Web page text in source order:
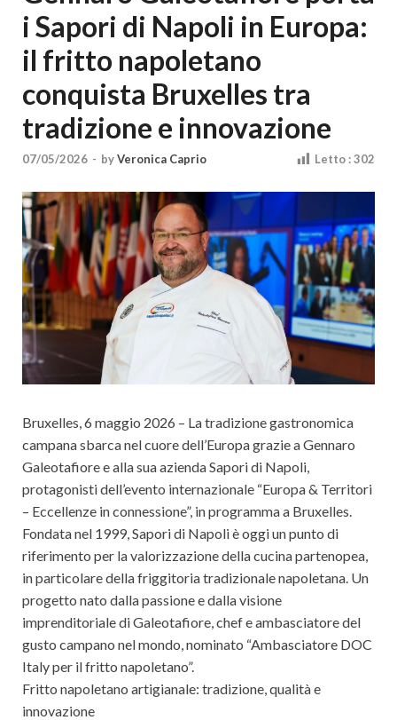
Moda e
Cultura
i Sapori di Napoli in Europa:
il fritto napoletano
conquista Bruxelles tra
tradizione e innovazione
07/05/2026 - byVeronica Caprio Letto :302
Bruxelles, 6 maggio 2026 – La tradizione gastronomica
campana sbarca nel cuore dell’Europa grazie a Gennaro
Galeotafiore e alla sua azienda Sapori di Napoli,
protagonisti dell’evento internazionale “Europa & Territori
– Eccellenze in connessione”, in programma a Bruxelles.
Fondata nel 1999, Sapori di Napoli è oggi un punto di
riferimento per la valorizzazione della cucina partenopea,
in particolare della friggitoria tradizionale napoletana. Un
progetto nato dalla passione e dalla visione
imprenditoriale di Galeotafiore, chef e ambasciatore del
gusto campano nel mondo, nominato “Ambasciatore DOC
Italy per il fritto napoletano”.
Fritto napoletano artigianale: tradizione, qualità e
innovazione